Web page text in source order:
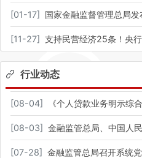
[01-17] 国家金融监督管理总局
[11-27] 支持民营经济25条！央
行业动态
[08-04] 《个人贷款业务明示综
[08-03] 金融监管总局、中国人
[07-28] 金融监管总局召开系统